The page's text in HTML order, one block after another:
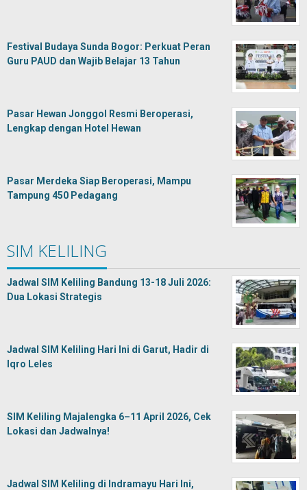
Festival Budaya Sunda Bogor: Perkuat Peran
Guru PAUD dan Wajib Belajar 13 Tahun
Pasar Hewan Jonggol Resmi Beroperasi,
Lengkap dengan Hotel Hewan
Pasar Merdeka Siap Beroperasi, Mampu
Tampung 450 Pedagang
SIM KELILING
Jadwal SIM Keliling Bandung 13-18 Juli 2026:
Dua Lokasi Strategis
Jadwal SIM Keliling Hari Ini di Garut, Hadir di
Iqro Leles
SIM Keliling Majalengka 6–11 April 2026, Cek
Lokasi dan Jadwalnya!
Jadwal SIM Keliling di Indramayu Hari Ini,